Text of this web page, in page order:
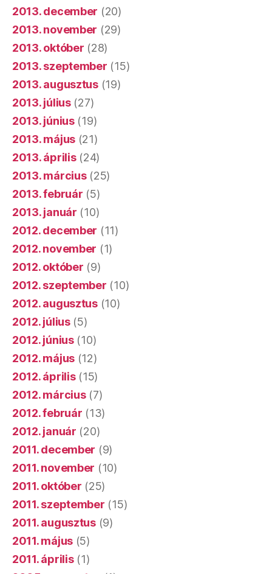
2013. december (20)
2013. november (29)
2013. október (28)
2013. szeptember (15)
2013. augusztus(19)
2013. július(27)
2013. június(19)
2013. május (21)
2013. április(24)
2013. március(25)
2013. február (5)
2013. január (10)
2012. december (11)
2012. november (1)
2012. október (9)
2012. szeptember (10)
2012. augusztus(10)
2012. július(5)
2012. június(10)
2012. május (12)
2012. április(15)
2012. március(7)
2012. február (13)
2012. január (20)
2011. december (9)
2011. november (10)
2011. október (25)
2011. szeptember (15)
2011. augusztus(9)
2011. május (5)
2011. április(1)